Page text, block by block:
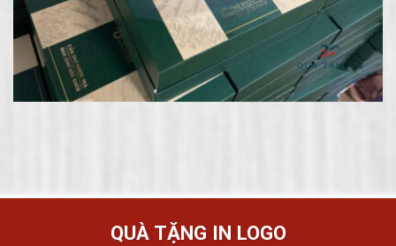
QUÀ TẶNG IN LOGO